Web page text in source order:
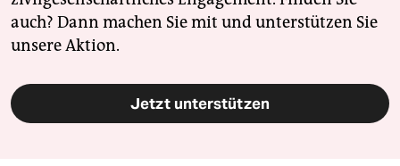
auch? Dann machen Sie mit und unterstützen Sie
unsere Aktion.
Jetzt unterstützen